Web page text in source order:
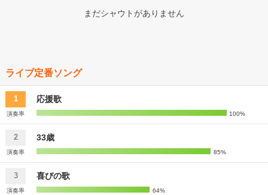
まだシャウトがありません
ライブ定番ソング
1 応援歌
演奏率 100%
2 33歳
演奏率 85%
3 喜びの歌
演奏率 64%